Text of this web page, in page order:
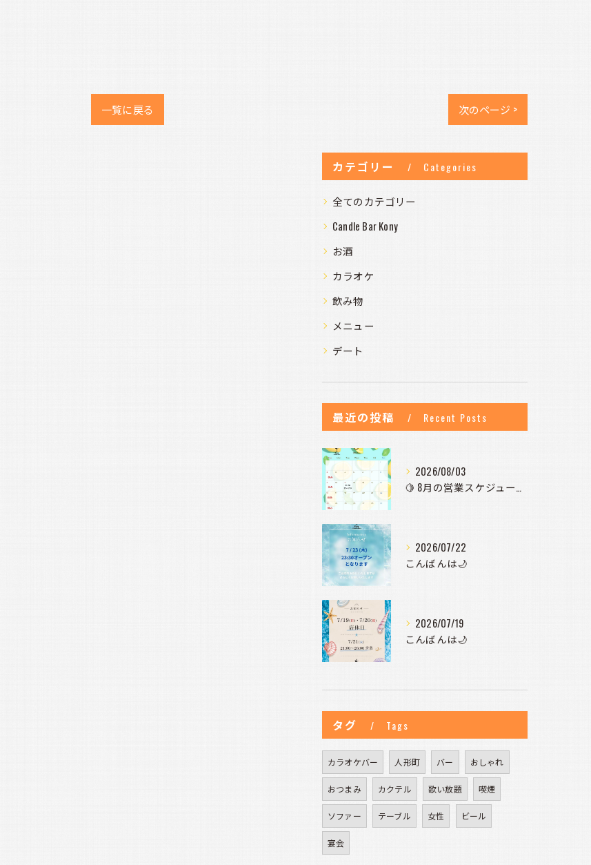
一覧に戻る 次のページ >
カテゴリー Categories
全てのカテゴリー
Candle Bar Kony
お酒
カラオケ
飲み物
メニュー
デート
最近の投稿 Recent Posts
2026/08/03
🍋 8月の営業スケジュールのお知らせ 🍋
2026/07/22
こんばんは🌙
2026/07/19
こんばんは🌙
タグ Tags
カラオケバー 人形町 バー おしゃれ
おつまみ カクテル 歌い放題 喫煙
ソファー テーブル 女性 ビール
宴会